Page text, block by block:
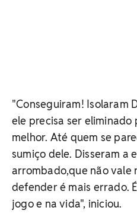
"Conseguiram! Isolaram
ele precisa ser eliminado
melhor. Até quem se
sumiço dele. Disseram a
arrombado,que não vale
defender é mais errado.
jogo e na vida", iniciou.